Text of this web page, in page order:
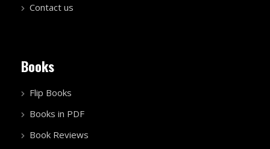
Contact us
Books
Flip Books
Books in PDF
Book Reviews